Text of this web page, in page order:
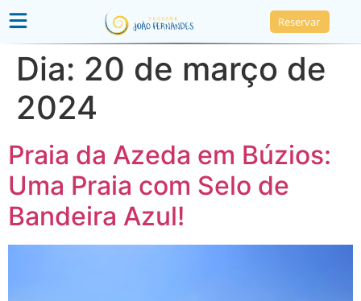
Reservar
Dia: 20 de março de
2024
Praia da Azeda em Búzios:
Uma Praia com Selo de
Bandeira Azul!